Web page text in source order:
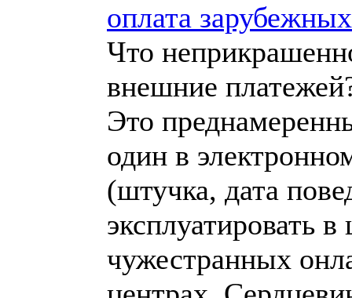
оплата
Что
внешние
Это
один в
(штучка, дата
эксплуатировать
чужестранных